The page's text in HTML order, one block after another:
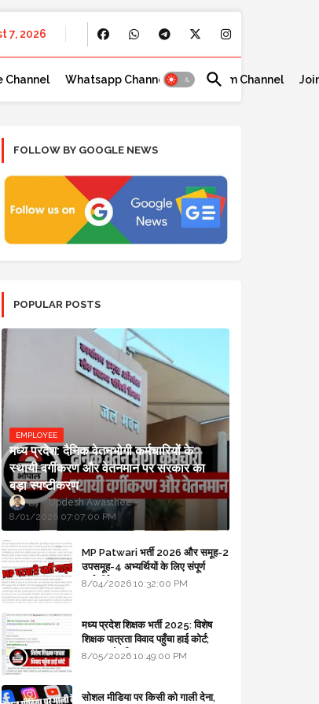
7, 2026
Channel Whatsapp Channel Telegram Channel
FOLLOW BY GOOGLE NEWS
POPULAR POSTS
EMPLOYEE
मध्य प्रदेश: दैनिक वेतनभोगी कर्मचारियों के
स्थायी वर्गीकरण और वेतनमान पर सरकार का
बड़ा स्पष्टीकरण
Updesh Awasthee
8/01/2026 07:07:00 PM
MP Patwari भर्ती 2026 और समूह-2
उपसमूह-4 अभ्यर्थियों के लिए संपूर्ण
मार्गदर्शिका
8/04/2026 10:32:00 PM
मध्य प्रदेश शिक्षक भर्ती 2025: विशेष
शिक्षक पात्रता विवाद पहुँचा हाई कोर्ट;
सरकार से माँगा जवाब
8/05/2026 10:49:00 PM
सोशल मीडिया पर किसी को गाली देना,